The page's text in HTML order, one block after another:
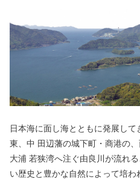
日本海に面し海とともに発展して
東、中 田辺藩の城下町・商港の
大浦 若狭湾へ注ぐ由良川が流れ
い歴史と豊かな自然によって培わ